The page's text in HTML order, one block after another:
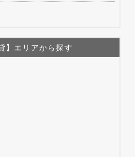
】エリアから探す